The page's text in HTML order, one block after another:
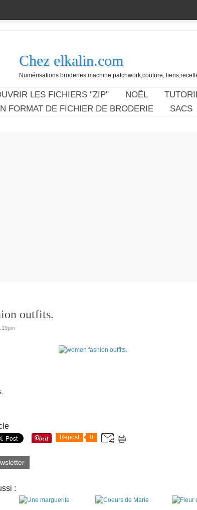
Chez elkalin.com
Numérisations broderies machine,patchwork,couture,
LES FICHIERS "ZIP" NOËL
FORMAT DE FICHIER DE BRODERIE
SACS
outfits.
Repost 0
: